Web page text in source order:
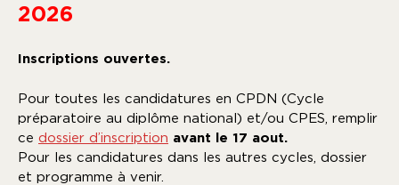
2026
Inscriptions ouvertes.
Pour toutes les candidatures en CPDN (Cycle
préparatoire au diplôme national) et/ou CPES, remplir
ce dossier d’inscription avant le 17 aout.
Pour les candidatures dans les autres cycles, dossier
et programme à venir.